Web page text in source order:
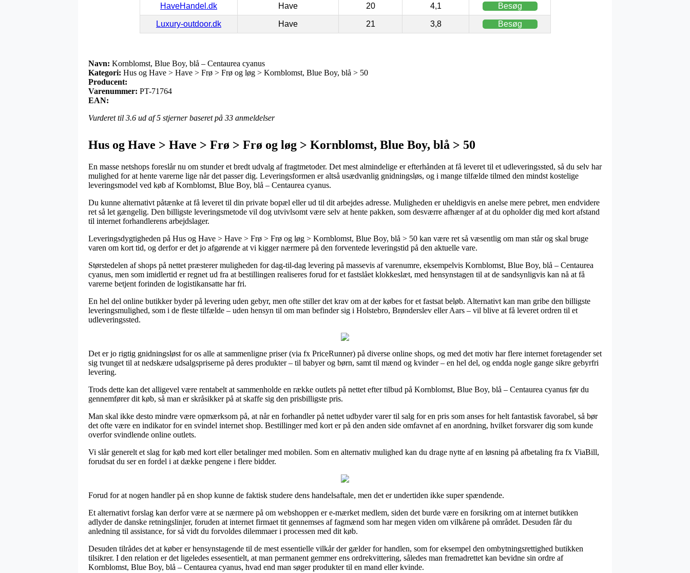
HaveHandel.dk Have 20 4,1 Besøg
Luxury-outdoor.dk Have 21 3,8 Besøg
Navn: Kornblomst, Blue Boy, blå – Centaurea cyanus
Kategori: Hus og Have > Have > Frø > Frø og løg > Kornblomst, Blue Boy, blå > 50
Producent:
Varenummer: PT-71764
EAN:
Vurderet til 3.6 ud af 5 stjerner baseret på 33 anmeldelser
Hus og Have > Have > Frø > Frø og løg > Kornblomst, Blue Boy, blå > 50
En masse netshops foreslår nu om stunder et bredt udvalg af fragtmetoder. Det mest almindelige er efterhånden at få leveret til et udleveringssted, så du selv har
mulighed for at hente varerne lige når det passer dig. Leveringsformen er altså usædvanlig gnidningsløs, og i mange tilfælde tilmed den mindst kostelige
leveringsmodel ved køb af Kornblomst, Blue Boy, blå – Centaurea cyanus.
Du kunne alternativt påtænke at få leveret til din private bopæl eller ud til dit arbejdes adresse. Muligheden er uheldigvis en anelse mere pebret, men endvidere
ret så let gængelig. Den billigste leveringsmetode vil dog utvivlsomt være selv at hente pakken, som desværre afhænger af at du opholder dig med kort afstand
til internet forhandlerens arbejdslager.
Leveringsdygtigheden på Hus og Have > Have > Frø > Frø og løg > Kornblomst, Blue Boy, blå > 50 kan være ret så væsentlig om man står og skal bruge
varen om kort tid, og derfor er det jo afgørende at vi kigger nærmere på den forventede leveringstid på den aktuelle vare.
Størstedelen af shops på nettet præsterer muligheden for dag-til-dag levering på massevis af varenumre, eksempelvis Kornblomst, Blue Boy, blå – Centaurea
cyanus, men som imidlertid er regnet ud fra at bestillingen realiseres forud for et fastslået klokkeslæt, med hensynstagen til at de sandsynligvis kan nå at få
varerne betjent forinden de logistikansatte har fri.
En hel del online butikker byder på levering uden gebyr, men ofte stiller det krav om at der købes for et fastsat beløb. Alternativt kan man gribe den billigste
leveringsmulighed, som i de fleste tilfælde – uden hensyn til om man befinder sig i Holstebro, Brønderslev eller Aars – vil blive at få leveret ordren til et
udleveringssted.
Det er jo rigtig gnidningsløst for os alle at sammenligne priser (via fx PriceRunner) på diverse online shops, og med det motiv har flere internet foretagender set
sig tvunget til at nedskære udsalgspriserne på deres produkter – til babyer og børn, samt til mænd og kvinder – en hel del, og endda nogle gange sikre gebyrfri
levering.
Trods dette kan det alligevel være rentabelt at sammenholde en række outlets på nettet efter tilbud på Kornblomst, Blue Boy, blå – Centaurea cyanus før du
gennemfører dit køb, så man er skråsikker på at skaffe sig den prisbilligste pris.
Man skal ikke desto mindre være opmærksom på, at når en forhandler på nettet udbyder varer til salg for en pris som anses for helt fantastisk favorabel, så bør
det ofte være en indikator for en svindel internet shop. Bestillinger med kort er på den anden side omfavnet af en anordning, hvilket forsvarer dig som kunde
overfor svindlende online outlets.
Vi slår generelt et slag for køb med kort eller betalinger med mobilen. Som en alternativ mulighed kan du drage nytte af en løsning på afbetaling fra fx ViaBill,
forudsat du ser en fordel i at dække pengene i flere bidder.
Forud for at nogen handler på en shop kunne de faktisk studere dens handelsaftale, men det er undertiden ikke super spændende.
Et alternativt forslag kan derfor være at se nærmere på om webshoppen er e-mærket medlem, siden det burde være en forsikring om at internet butikken
adlyder de danske retningslinjer, foruden at internet firmaet tit gennemses af fagmænd som har megen viden om vilkårene på området. Desuden får du
anledning til assistance, for så vidt du forvoldes dilemmaer i processen med dit køb.
Desuden tilrådes det at køber er hensynstagende til de mest essentielle vilkår der gælder for handlen, som for eksempel den ombytningsrettighed butikken
tilsikrer. I den relation er det ligeledes essesentielt, at man permanent gemmer ens ordrekvittering, således man fremadrettet kan bevidne sin ordre af
Kornblomst, Blue Boy, blå – Centaurea cyanus, hvad end man søger produkter til en mand eller kvinde.